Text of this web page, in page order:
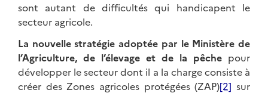
sont autant de difficultés qui handicapent le
secteur agricole.
La nouvelle stratégie adoptée par le Ministère de
l’Agriculture, de l’élevage et de la pêche pour
développer le secteur dont il a la charge consiste à
créer des Zones agricoles protégées (ZAP)[2] sur